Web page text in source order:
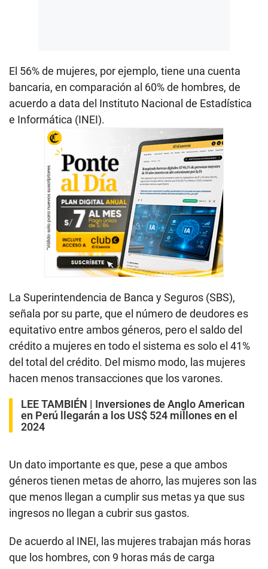
El 56% de mujeres, por ejemplo, tiene una cuenta
bancaria, en comparación al 60% de hombres, de
acuerdo a data del Instituto Nacional de Estadística
e Informática (INEI).
La Superintendencia de Banca y Seguros (SBS),
señala por su parte, que el número de deudores es
equitativo entre ambos géneros, pero el saldo del
crédito a mujeres en todo el sistema es solo el 41%
del total del crédito. Del mismo modo, las mujeres
hacen menos transacciones que los varones.
LEE TAMBIÉN | Inversiones de Anglo American
en Perú llegarán a los US$ 524 millones en el
2024
Un dato importante es que, pese a que ambos
géneros tienen metas de ahorro, las mujeres son las
que menos llegan a cumplir sus metas ya que sus
ingresos no llegan a cubrir sus gastos.
De acuerdo al INEI, las mujeres trabajan más horas
que los hombres, con 9 horas más de carga